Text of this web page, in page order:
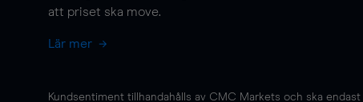
att priset ska move.
Lär mer
Kundsentiment tillhandahålls av CMC Markets och ska